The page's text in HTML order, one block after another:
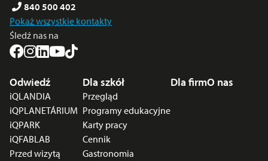
840 500 402
Pokaż wszystkie kontakty
Śledź nas na
Menu stopki
Odwiedź
iQLANDIA
iQPLANETÁRIUM
iQPARK
iQFABLAB
Przed wizytą
Dla szkół
Przegląd
Programy edukacyjne
Karty pracy
Cennik
Gastronomia
Dla firmO nas